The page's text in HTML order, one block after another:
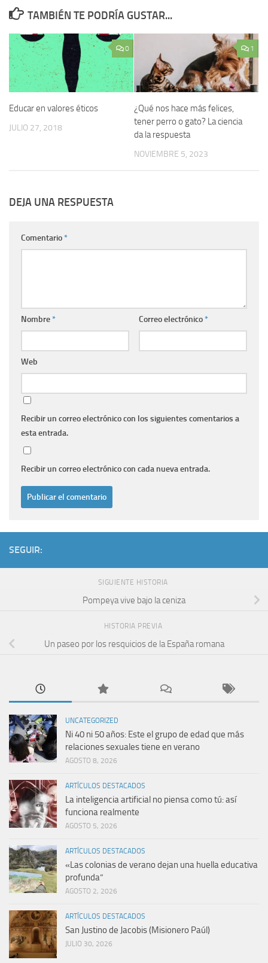
TAMBIÉN TE PODRÍA GUSTAR...
0
Educar en valores éticos
JULIO 27, 2018
1
¿Qué nos hace más felices,
tener perro o gato? La ciencia
da la respuesta
NOVIEMBRE 5, 2023
DEJA UNA RESPUESTA
Comentario*
Nombre* Correo electrónico*
Web
Recibir un correo electrónico con los siguientes comentarios a
esta entrada.
Recibir un correo electrónico con cada nueva entrada.
SEGUIR:
SIGUIENTE HISTORIA
Pompeya vive bajo la ceniza
HISTORIA PREVIA
Un paseo por los resquicios de la España romana
UNCATEGORIZED
Ni 40 ni 50 años: Este el grupo de edad que más
relaciones sexuales tiene en verano
AGOSTO 8, 2026
ARTÍCULOS DESTACADOS
La inteligencia artificial no piensa como tú: así
funciona realmente
AGOSTO 5, 2026
ARTÍCULOS DESTACADOS
«Las colonias de verano dejan una huella educativa
profunda”
AGOSTO 2, 2026
ARTÍCULOS DESTACADOS
San Justino de Jacobis (Misionero Paúl)
JULIO 30, 2026